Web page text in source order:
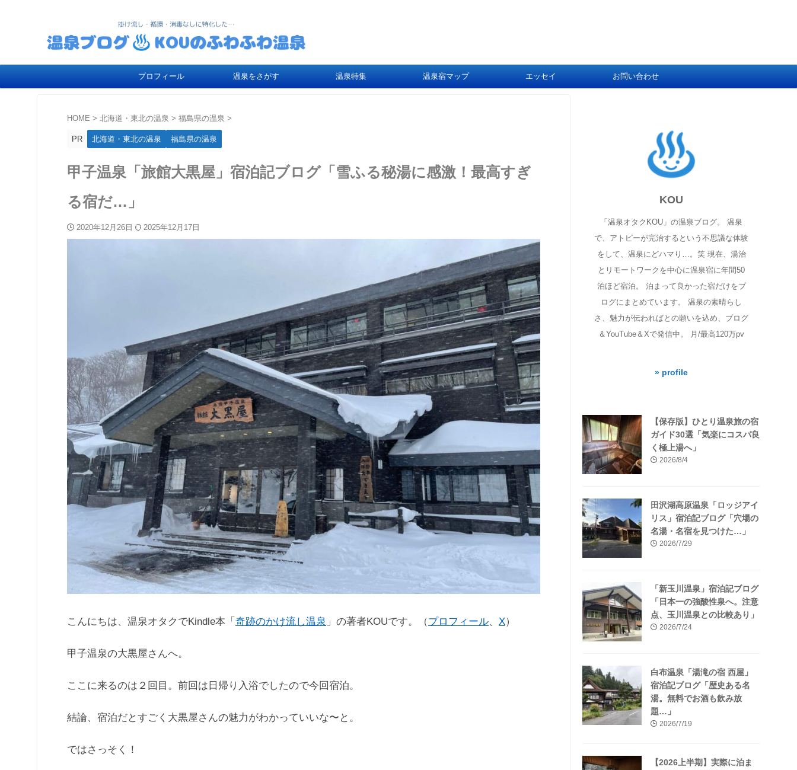
プロフィール 温泉をさがす 温泉特集 温泉宿マップ エッセイ お問い合わせ
HOME > 北海道・東北の温泉 > 福島県の温泉 >
PR 北海道・東北の温泉 福島県の温泉
甲子温泉「旅館大黒屋」宿泊記ブログ「雪ふる秘湯に感激！最高すぎ
る宿だ…」
2020年12月26日 2025年12月17日
こんにちは、温泉オタクでKindle本「 奇跡のかけ流し温泉 」の著者KOUです。（プロフィール、 X）
甲子温泉の大黒屋さんへ。
ここに来るのは２回目。前回は日帰り入浴でしたので今回宿泊。
結論、宿泊だとすごく大黒屋さんの魅力がわかっていいな〜と。
ではさっそく！
KOU
「温泉オタクKOU」の温泉ブログ。 温泉
で、アトピーが完治するという不思議な体験
をして、温泉にどハマり…。笑 現在、湯治
とリモートワークを中心に温泉宿に年間50
泊ほど宿泊。 泊まって良かった宿だけをブ
ログにまとめています。 温泉の素晴らし
さ、魅力が伝わればとの願いを込め、ブログ
＆YouTube＆Xで発信中。 月/最高120万pv
» profile
【保存版】ひとり温泉旅の宿
ガイド30選「気楽にコスパ良
く極上湯へ」
2026/8/4
田沢湖高原温泉「ロッジアイ
リス」宿泊記ブログ「穴場の
名湯・名宿を見つけた…」
2026/7/29
「新玉川温泉」宿泊記ブログ
「日本一の強酸性泉へ。注意
点、玉川温泉との比較あり」
2026/7/24
白布温泉「湯滝の宿 西屋」
宿泊記ブログ「歴史ある名
湯。無料でお酒も飲み放
題…」
2026/7/19
【2026上半期】実際に泊ま